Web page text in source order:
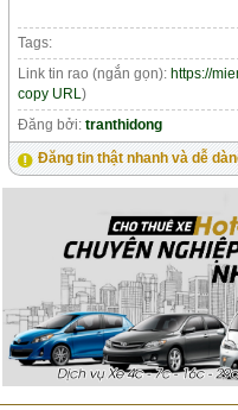
Tags:
Link tin rao (ngắn gọn):https://
copy URL)
Đăng bởi:tranthidong
Đăng tin thật nhanh và dễ